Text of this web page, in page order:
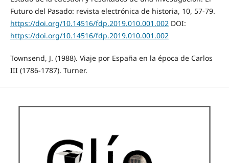
Futuro del Pasado: revista electrónica de historia, 10, 57-79.
https://doi.org/10.14516/fdp.2019.010.001.002DOI:
https://doi.org/10.14516/fdp.2019.010.001.002
Townsend, J. (1988). Viaje por España en la época de Carlos
III (1786-1787). Turner.